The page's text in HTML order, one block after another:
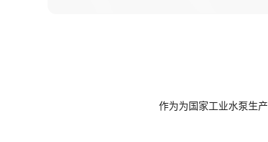
作为为国家工业水泵生